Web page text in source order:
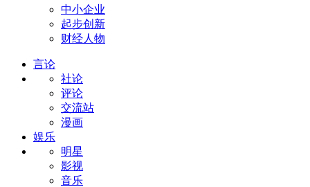
中小企业
起步创新
财经人物
言论
社论
评论
交流站
漫画
娱乐
明星
影视
音乐